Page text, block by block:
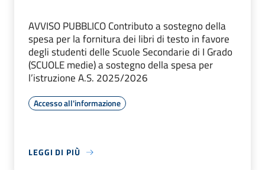
AVVISO PUBBLICO Contributo a sostegno della
spesa per la fornitura dei libri di testo in favore
degli studenti delle Scuole Secondarie di I Grado
(SCUOLE medie) a sostegno della spesa per
l’istruzione A.S. 2025/2026
Accesso all'informazione
LEGGI DI PIÙ